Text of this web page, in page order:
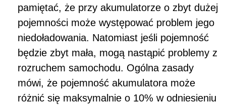
pamiętać, że przy akumulatorze o zbyt dużej
pojemności może występować problem jego
niedoładowania. Natomiast jeśli pojemność
będzie zbyt mała, mogą nastąpić problemy z
rozruchem samochodu. Ogólna zasady
mówi, że pojemność akumulatora może
różnić się maksymalnie o 10% w odniesieniu